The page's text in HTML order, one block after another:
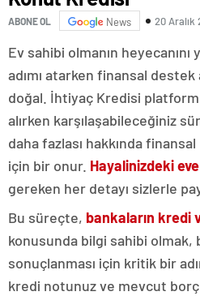
ABONE OL News 20 Aralık
Ev sahibi olmanın
adımı atarken finansal destek
doğal. İhtiyaç Kredisi
alırken karşılaşabileceğiniz
daha fazlası hakkında
için bir onur. Hayalinizdeki
gereken her detayı sizlerle
Bu süreçte, bankaların kredi
konusunda bilgi sahibi olmak,
sonuçlanması için kritik bir
kredi notunuz ve mevcut borç